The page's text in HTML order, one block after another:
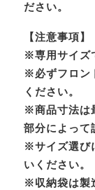
ださい。
【注意事項】
※専用サイズ
※必ずフロン
ください。
※商品寸法は
部分によって
※サイズ選び
いください。
※収納袋は製